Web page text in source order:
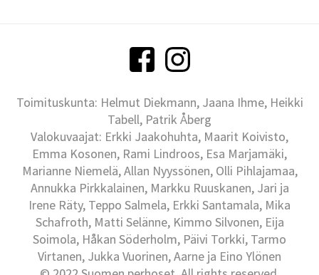
Toimituskunta: Helmut Diekmann, Jaana Ihme, Heikki
Tabell, Patrik Åberg
Valokuvaajat: Erkki Jaakohuhta, Maarit Koivisto,
Emma Kosonen, Rami Lindroos, Esa Marjamäki,
Marianne Niemelä, Allan Nyyssönen, Olli Pihlajamaa,
Annukka Pirkkalainen, Markku Ruuskanen, Jari ja
Irene Räty, Teppo Salmela, Erkki Santamala, Mika
Schafroth, Matti Selänne, Kimmo Silvonen, Eija
Soimola, Håkan Söderholm, Päivi Torkki, Tarmo
Virtanen, Jukka Vuorinen, Aarne ja Eino Ylönen